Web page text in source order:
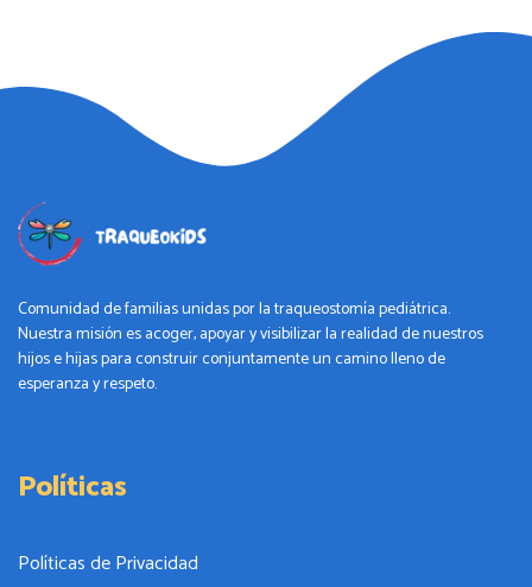
Comunidad de familias unidas por la traqueostomía pediátrica.
Nuestra misión es acoger, apoyar y visibilizar la realidad de nuestros
hijos e hijas para construir conjuntamente un camino lleno de
esperanza y respeto.
Políticas
Políticas de Privacidad